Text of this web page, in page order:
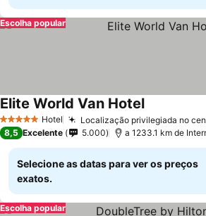
Escolha popular
5 Estrelas Hotel Localização privilegiada no
Elite World Van Hotel
8,5 Excelente 5.000
Selecione as datas para ver os preços
exatos.
Escolha popular